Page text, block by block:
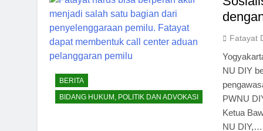
BERITA
BIDANG HUKUM, POLITIK DAN ADVOKASI
Fatayat
NU DIY
PWNU
Ketua
NU DIY,…